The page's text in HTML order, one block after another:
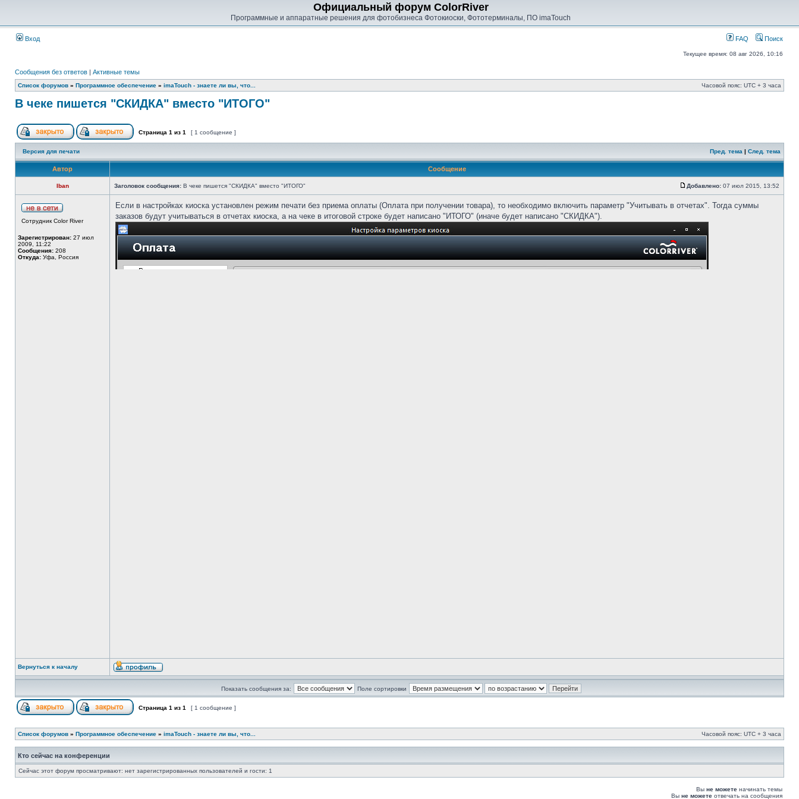
Официальный форум ColorRiver
Программные и аппаратные решения для фотобизнеса Фотокиоски, Фототерминалы, ПО imaTouch
Вход FAQ Поиск
Текущее время: 08 авг 2026, 10:16
Сообщения без ответов | Активные темы
Список форумов » Программное обеспечение » imaTouch - знаете ли вы, что... Часовой пояс: UTC + 3 часа
В чеке пишется "СКИДКА" вместо "ИТОГО"
Страница 1 из 1 [ 1 сообщение ]
Версия для печати Пред. тема | След. тема
Автор Сообщение
Iban Заголовок сообщения: В чеке пишется "СКИДКА" вместо "ИТОГО" Добавлено: 07 июл 2015, 13:52
Сотрудник Color River
Зарегистрирован: 27 июл
2009, 11:22
Сообщения: 208
Откуда: Уфа, Россия
Если в настройках киоска установлен режим печати без приема оплаты (Оплата при получении товара), то необходимо включить параметр "Учитывать в отчетах". Тогда суммы
заказов будут учитываться в отчетах киоска, а на чеке в итоговой строке будет написано "ИТОГО" (иначе будет написано "СКИДКА").
Вернуться к началу
Показать сообщения за: Поле сортировки
Страница 1 из 1 [ 1 сообщение ]
Список форумов » Программное обеспечение » imaTouch - знаете ли вы, что... Часовой пояс: UTC + 3 часа
Кто сейчас на конференции
Сейчас этот форум просматривают: нет зарегистрированных пользователей и гости: 1
Вы не можете начинать темы
Вы не можете отвечать на сообщения